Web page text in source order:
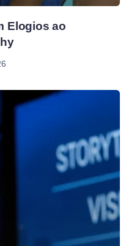
Elogios ao